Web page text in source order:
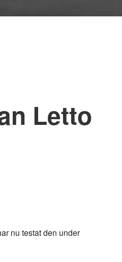
Letto
nu testat den under